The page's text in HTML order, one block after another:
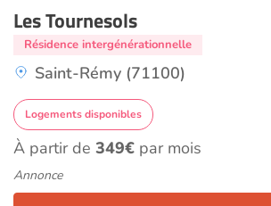
Les Tournesols
Résidence intergénérationnelle
Saint-Rémy (71100)
Logements disponibles
À partir de 349€ par mois
Annonce